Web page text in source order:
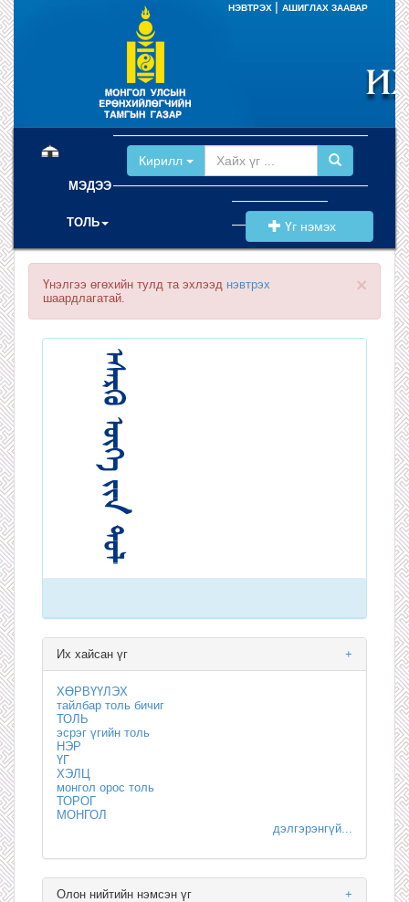
НЭВТРЭХ АШИГЛАХ ЗААВАР
МЭДЭЭ
ТОЛЬ
Кирилл
Үг нэмэх
×
Үнэлгээ өгөхийн тулд та эхлээд нэвтрэх
шаардлагатай.
+
Их хайсан үг
ХӨРВҮҮЛЭХ
тайлбар толь бичиг
ТОЛЬ
эсрэг үгийн толь
НЭР
ҮГ
ХЭЛЦ
монгол орос толь
ТОРОГ
МОНГОЛ
дэлгэрэнгүй...
+
Олон нийтийн нэмсэн үг